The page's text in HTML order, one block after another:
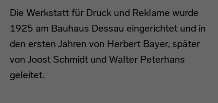
Die Werkstatt für Druck und Reklame wurde
1925 am Bauhaus Dessau eingerichtet und in
den ersten Jahren von Herbert Bayer, später
von Joost Schmidt und Walter Peterhans
geleitet.